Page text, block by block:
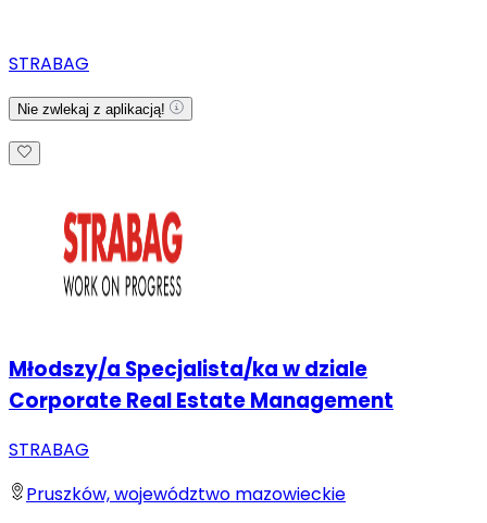
STRABAG
Nie zwlekaj z aplikacją!
Młodszy/a Specjalista/ka w dziale
Corporate Real Estate Management
STRABAG
Pruszków, województwo mazowieckie